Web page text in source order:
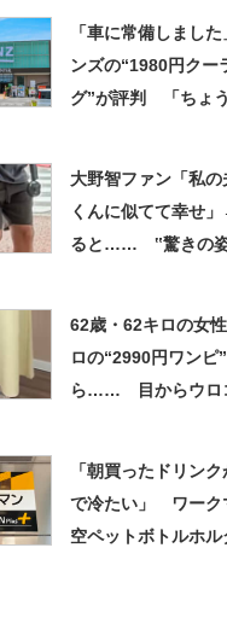
「車に常備しまし
ンズの“1980円クー
グ”が評判 「ちょ
大野智ファン「私の
くんに似てて幸せ
ると…… ‟驚きの姿
62歳・62キロの女
ロの“2990円ワンピ
ら…… 目からウロ
「朝買ったドリンク
で冷たい」 ワーク
空ペットボトルホル